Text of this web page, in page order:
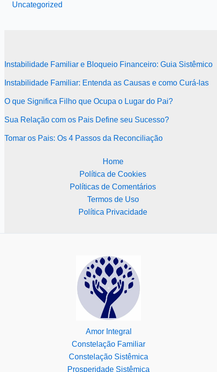
Uncategorized
Instabilidade Familiar e Bloqueio Financeiro: Guia Sistêmico
Instabilidade Familiar: Entenda as Causas e como Curá-las
O que Significa Filho que Ocupa o Lugar do Pai?
Sua Relação com os Pais Define seu Sucesso?
Tomar os Pais: Os 4 Passos da Reconciliação
Home
Política de Cookies
Políticas de Comentários
Termos de Uso
Política Privacidade
Amor Integral
Constelação Familiar
Constelação Sistêmica
Prosperidade Sistêmica